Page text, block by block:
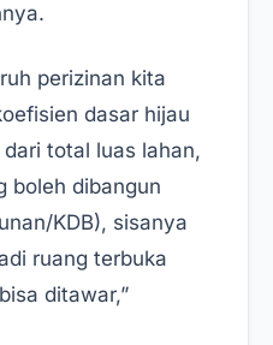
perizinan kita
dasar hijau
total luas lahan,
boleh dibangun
KDB), sisanya
ruang terbuka
ditawar,”